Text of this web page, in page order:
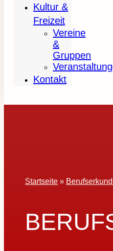
Kultur &
Freizeit
Vereine
&
Gruppen
Kontakt
Startseite »